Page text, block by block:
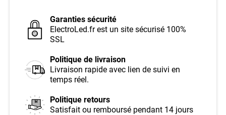
Garanties sécurité
ElectroLed.fr est un site sécurisé 100%
SSL
Politique de livraison
Livraison rapide avec lien de suivi en
temps réel.
Politique retours
Satisfait ou remboursé pendant 14 jours